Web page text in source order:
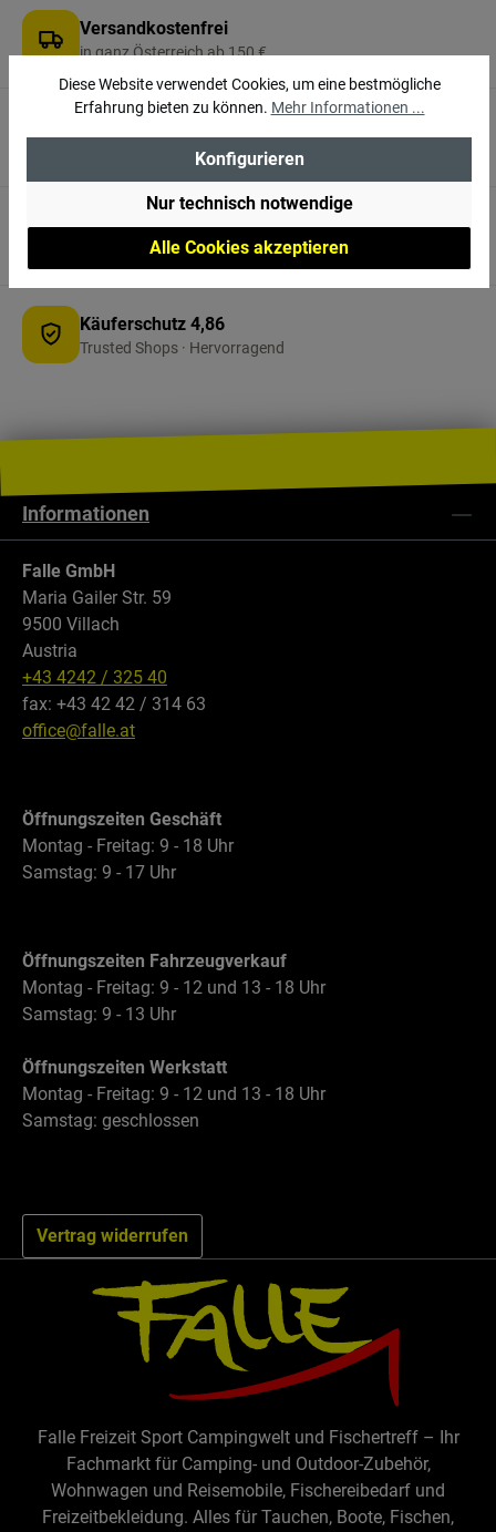
Diese Website verwendet Cookies, um eine bestmögliche
Erfahrung bieten zu können. Mehr Informationen ...
Alle Cookies akzeptieren
Nur technisch notwendige
Konfigurieren
Versandkostenfrei
in ganz Österreich ab 150 €
Erlebnisshop in Villach
Persönliche Beratung
+43 4242 32540 · Mo–Fr
Käuferschutz 4,86
Trusted Shops · Hervorragend
Falle GmbH
Maria Gailer Str. 59
9500 Villach
Austria
+43 4242 / 325 40
fax: +43 42 42 / 314 63
office@falle.at
Öffnungszeiten Geschäft
Montag - Freitag: 9 - 18 Uhr
Samstag: 9 - 17 Uhr
Öffnungszeiten Fahrzeugverkauf
Montag - Freitag: 9 - 12 und 13 - 18 Uhr
Samstag: 9 - 13 Uhr
Öffnungszeiten Werkstatt
Montag - Freitag: 9 - 12 und 13 - 18 Uhr
Samstag: geschlossen
Vertrag widerrufen
Informationen
Falle Freizeit Sport Campingwelt und Fischertreff – Ihr
Fachmarkt für Camping- und Outdoor-Zubehör,
Wohnwagen und Reisemobile, Fischereibedarf und
Freizeitbekleidung. Alles für Tauchen, Boote, Fischen,